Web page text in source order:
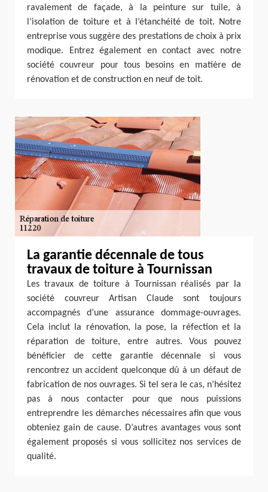
ravalement de façade, à la peinture sur tuile, à
l’isolation de toiture et à l’étanchéité de toit. Notre
entreprise vous suggère des prestations de choix à prix
modique. Entrez également en contact avec notre
société couvreur pour tous besoins en matière de
rénovation et de construction en neuf de toit.
La garantie décennale de tous
travaux de toiture à Tournissan
Les travaux de toiture à Tournissan réalisés par la
société couvreur Artisan Claude sont toujours
accompagnés d’une assurance dommage-ouvrages.
Cela inclut la rénovation, la pose, la réfection et la
réparation de toiture, entre autres. Vous pouvez
bénéficier de cette garantie décennale si vous
rencontrez un accident quelconque dû à un défaut de
fabrication de nos ouvrages. Si tel sera le cas, n’hésitez
pas à nous contacter pour que nous puissions
entreprendre les démarches nécessaires afin que vous
obteniez gain de cause. D’autres avantages vous sont
également proposés si vous sollicitez nos services de
qualité.